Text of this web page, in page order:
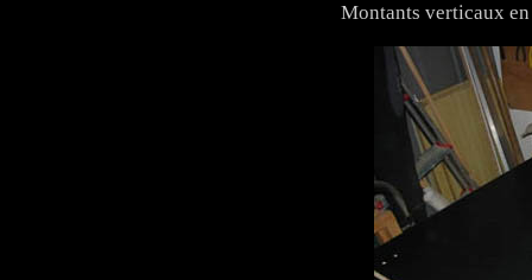
Montants verticaux